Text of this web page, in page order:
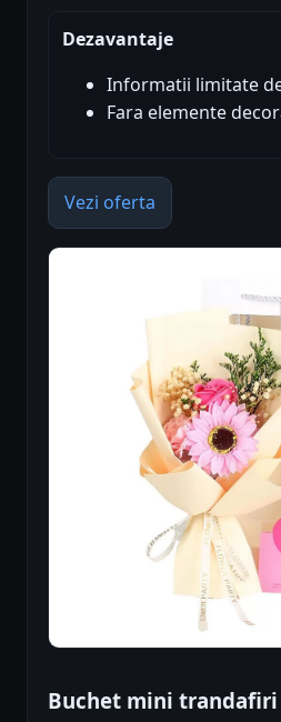
Dezavantaje
Informatii limitate
Fara elemente
Vezi oferta
Buchet mini trandafiri